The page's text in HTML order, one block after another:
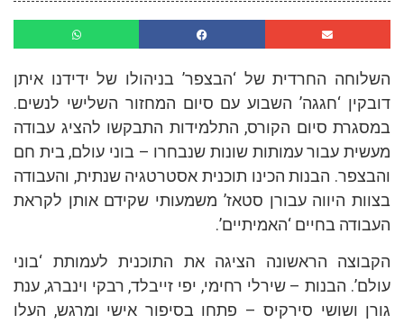
השלוחה החרדית של ‘הבצפר’ בניהולו של ידידנו איתן
דובקין ‘חגגה’ השבוע עם סיום המחזור השלישי לנשים.
במסגרת סיום הקורס, התלמידות התבקשו להציג עבודה
מעשית עבור עמותות שונות שנבחרו – בוני עולם, בית חם
והבצפר. הבנות הכינו תוכנית אסטרטגיה שנתית, והעבודה
בצוות היווה עבורן סטאז’ משמעותי שקידם אותן לקראת
העבודה בחיים ‘האמיתיים’.
הקבוצה הראשונה הציגה את התוכנית לעמותת ‘בוני
עולם’. הבנות – שירלי רחימי, יפי זייבלד, רבקי וינברג, ענת
גורן ושושי סירקיס – פתחו בסיפור אישי ומרגש, העלו